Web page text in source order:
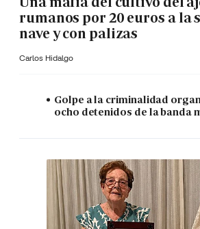
rumanos por 20 euros a la
nave y con palizas
Carlos Hidalgo
Golpe a la criminalidad
ocho detenidos de la banda